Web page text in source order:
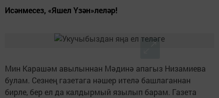
Исәнмесез, «Яшел Үзән»леләр!
Мин Карашәм авылыннан Мәдинә апагыз Низамиева
булам. Сезнең газетага нәшер ителә башлаганнан
бирле, бер ел да калдырмый язылып барам. Газета